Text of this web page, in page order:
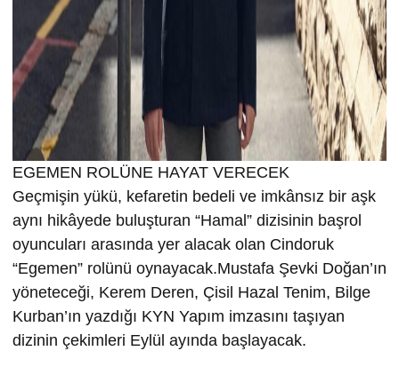
EGEMEN ROLÜNE HAYAT VERECEK
Geçmişin yükü, kefaretin bedeli ve imkânsız bir aşk
aynı hikâyede buluşturan “Hamal” dizisinin başrol
oyuncuları arasında yer alacak olan Cindoruk
“Egemen” rolünü oynayacak.Mustafa Şevki Doğan’ın
yöneteceği, Kerem Deren, Çisil Hazal Tenim, Bilge
Kurban’ın yazdığı KYN Yapım imzasını taşıyan
dizinin çekimleri Eylül ayında başlayacak.